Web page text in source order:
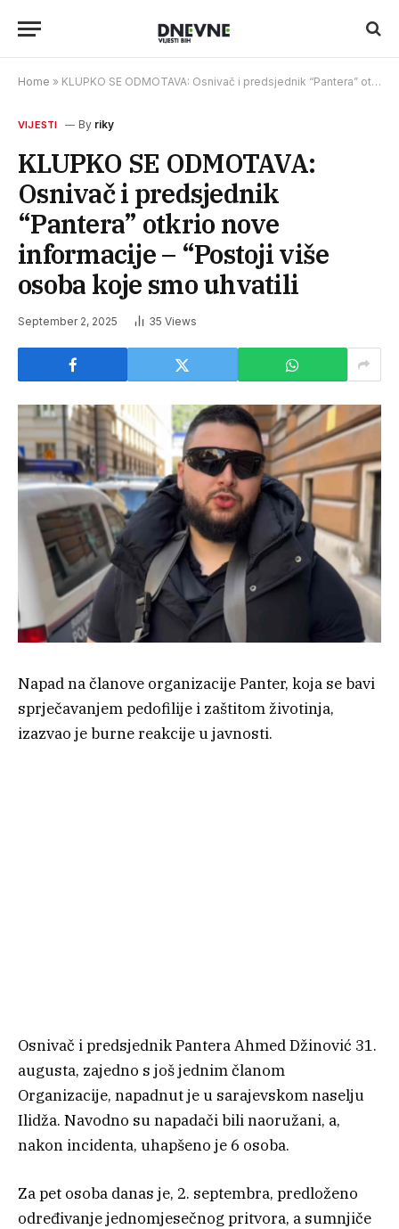
Home » KLUPKO SE ODMOTAVA: Osnivač i predsjednik “Pantera” otkrio nove informacije – “Postoji više osoba koje smo uhvatili
VIJESTI By riky
KLUPKO SE ODMOTAVA:
Osnivač i predsjednik
“Pantera” otkrio nove
informacije – “Postoji više
osoba koje smo uhvatili
September 2, 2025 35 Views
Napad na članove organizacije Panter, koja se bavi
sprječavanjem pedofilije i zaštitom životinja,
izazvao je burne reakcije u javnosti.
Osnivač i predsjednik Pantera Ahmed Džinović 31.
augusta, zajedno s još jednim članom
Organizacije, napadnut je u sarajevskom naselju
Ilidža. Navodno su napadači bili naoružani, a,
nakon incidenta, uhapšeno je 6 osoba.
Za pet osoba danas je, 2. septembra, predloženo
određivanje jednomjesečnog pritvora, a sumnjiče